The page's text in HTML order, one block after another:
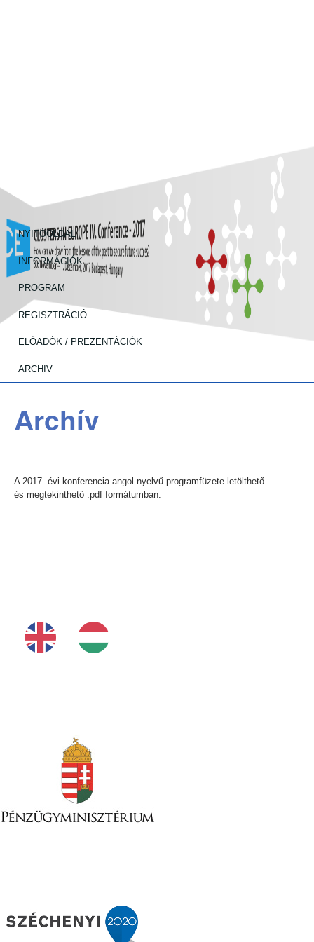
NYITÓOLDAL
INFORMÁCIÓK
PROGRAM
REGISZTRÁCIÓ
ELŐADÓK / PREZENTÁCIÓK
ARCHIV
Archív
A 2017. évi konferencia angol nyelvű programfüzete letölthető
és megtekinthető .pdf formátumban.